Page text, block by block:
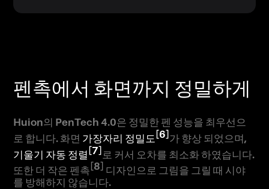
펜촉에서 화면까지 정밀하게
Huion의 PenTech 4.0은 정밀한 펜 성능을 최우선으
로 합니다. 화면 가장자리 정밀도[6]가 향상 되었으며,
기울기 자동 정렬[7] 로 커서 오차를 최소화 하였습니다.
또한 더 작은 펜촉 [8] 디자인으로 그림을 그릴 때 시야
를 방해하지 않습니다.